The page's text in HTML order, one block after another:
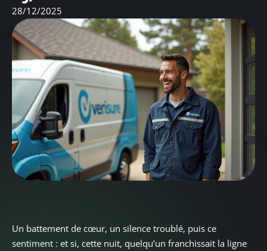
28/12/2025
Un battement de cœur, un silence troublé, puis ce
sentiment : et si, cette nuit, quelqu’un franchissait la ligne